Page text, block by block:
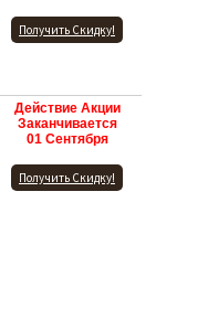
Получить Скидку!
Действие Акции
Заканчивается
01 Сентября
Получить Скидку!